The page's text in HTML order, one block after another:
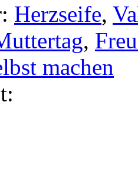
Herzseife,
,
machen